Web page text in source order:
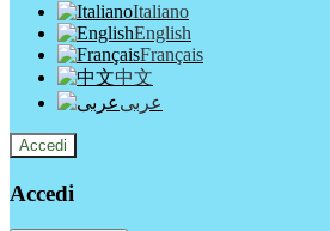
Italiano
English
Français
中文
عربى
Accedi
Accedi